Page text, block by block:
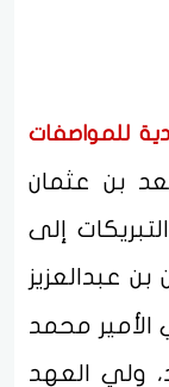
للمواصفات
بن عثمان
إلى
عبدالعزيز
محمد
ولي العهد